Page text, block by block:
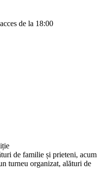
de la 18:00
de familie și prieteni, acum
turneu organizat, alături de